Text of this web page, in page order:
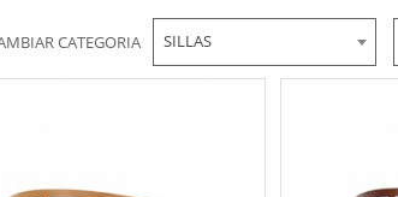
CATEGORIA SILLAS